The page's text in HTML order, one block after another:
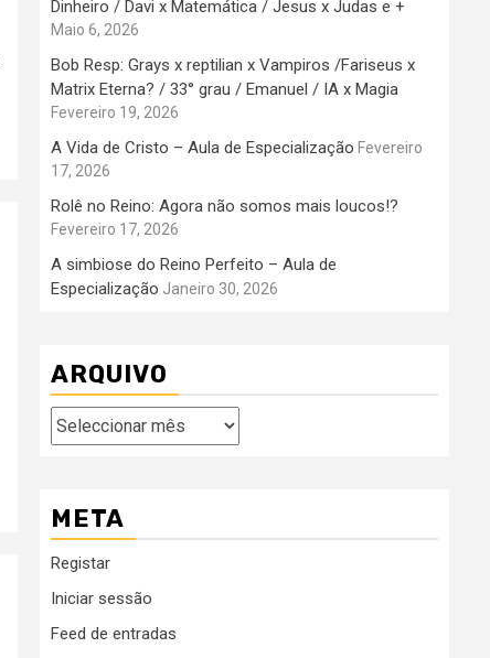
Dinheiro / Davi x Matemática / Jesus x Judas e +
Maio 6, 2026
Bob Resp: Grays x reptilian x Vampiros /Fariseus x
Matrix Eterna? / 33° grau / Emanuel / IA x Magia
Fevereiro 19, 2026
A Vida de Cristo – Aula de Especialização Fevereiro
17, 2026
Rolê no Reino: Agora não somos mais loucos!?
Fevereiro 17, 2026
A simbiose do Reino Perfeito – Aula de
Especialização Janeiro 30, 2026
ARQUIVO
Arquivo
META
Registar
Iniciar sessão
Feed de entradas